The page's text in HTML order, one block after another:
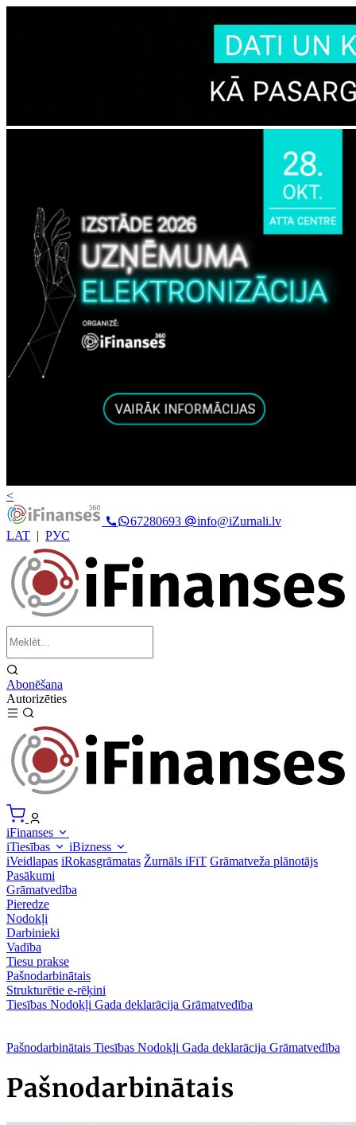
<
67280693
info@iZurnali.lv
LAT | РУС
Abonēšana
Autorizēties
iFinanses
iTiesības
iBizness
iVeidlapas iRokasgrāmatas Žurnāls iFiT Grāmatveža plānotājs
Pasākumi
Grāmatvedība
Pieredze
Nodokļi
Darbinieki
Vadība
Tiesu prakse
Pašnodarbinātais
Strukturētie e-rēķini
Tiesības Nodokļi Gada deklarācija Grāmatvedība
Pašnodarbinātais Tiesības Nodokļi Gada deklarācija Grāmatvedība
Pašnodarbinātais